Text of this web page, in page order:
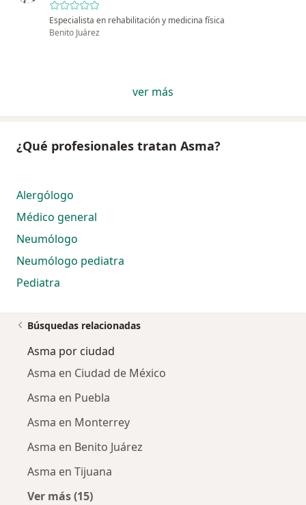
Especialista en rehabilitación y medicina física
Benito Juárez
ver más
¿Qué profesionales tratan Asma?
Alergólogo
Médico general
Neumólogo
Neumólogo pediatra
Pediatra
Búsquedas relacionadas
Asma por ciudad
Asma en Ciudad de México
Asma en Puebla
Asma en Monterrey
Asma en Benito Juárez
Asma en Tijuana
Ver más (15)